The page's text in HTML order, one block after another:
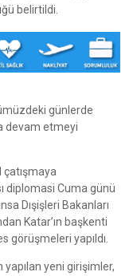
belirtildi.
günlerde
devam etmeyi
çatışmaya
diplomasi Cuma günü
Dışişleri Bakanları
Katar’ın başkenti
görüşmeleri yapıldı.
yapılan yeni girişimler,